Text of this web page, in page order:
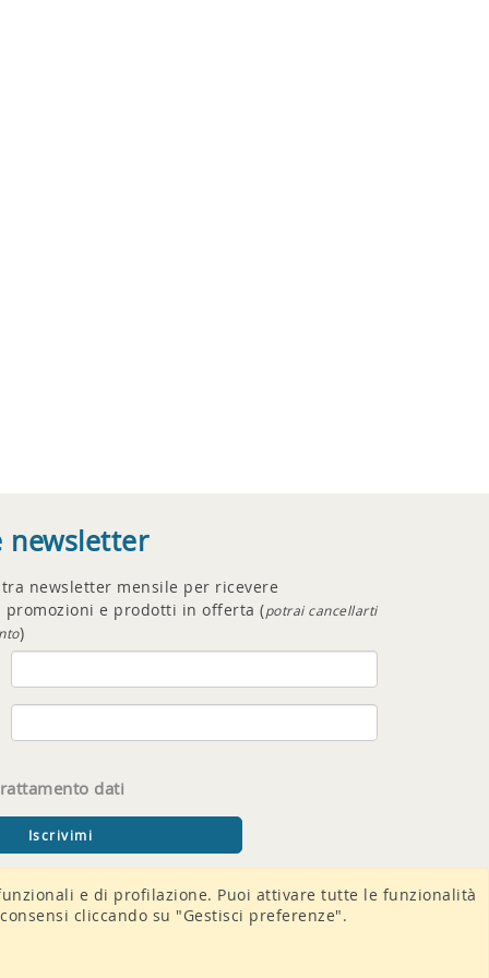
newsletter
newsletter mensile per ricevere
promozioni e prodotti in offerta (potrai cancellarti
)
dati
e di profilazione. Puoi attivare tutte le funzionalità
cliccando su "Gestisci preferenze".